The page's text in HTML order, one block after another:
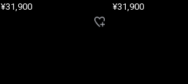
¥31,900 ¥31,900